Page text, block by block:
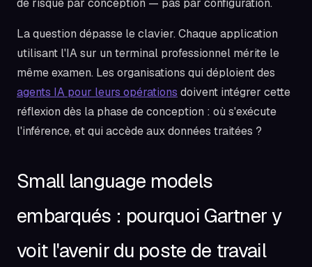
de risque par conception — pas par configuration.
La question dépasse le clavier. Chaque application
utilisant l'IA sur un terminal professionnel mérite le
même examen. Les organisations qui déploient des
agents IA pour leurs opérations doivent intégrer cette
réflexion dès la phase de conception : où s'exécute
l'inférence, et qui accède aux données traitées ?
Small language models
embarqués : pourquoi Gartner y
voit l'avenir du poste de travail